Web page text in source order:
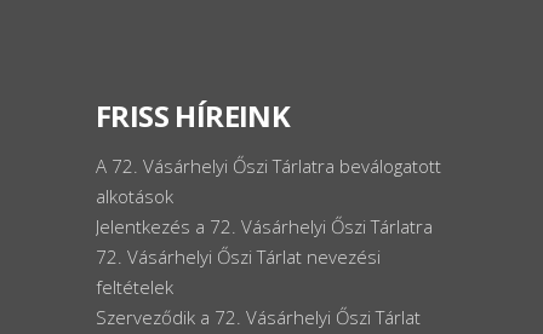
FRISS HÍREINK
A 72. Vásárhelyi Őszi Tárlatra beválogatott
alkotások
Jelentkezés a 72. Vásárhelyi Őszi Tárlatra
72. Vásárhelyi Őszi Tárlat nevezési
feltételek
Szerveződik a 72. Vásárhelyi Őszi Tárlat